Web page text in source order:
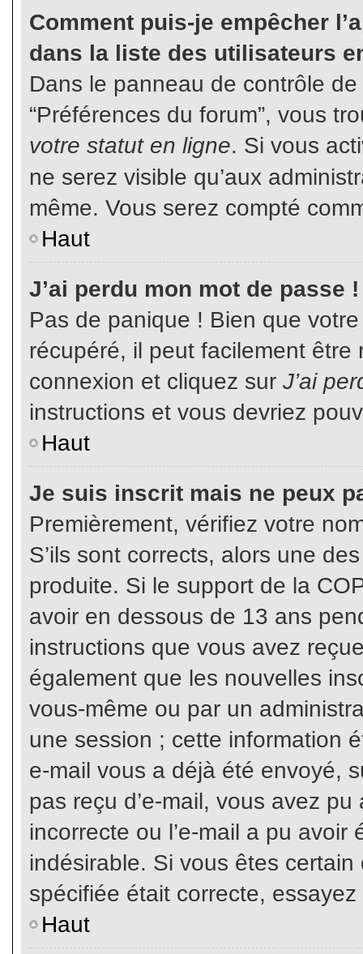
Comment puis-je empêcher
dans la liste des utilisateurs
Dans le panneau de contrôle
“Préférences du forum”, vous
votre statut en ligne. Si vous
ne serez visible qu’aux
même. Vous serez compté
Haut
J’ai perdu mon mot de passe !
Pas de panique ! Bien que
récupéré, il peut facilement
connexion et cliquez sur J’ai
instructions et vous devriez
Haut
Je suis inscrit mais ne peux
Premièrement, vérifiez votre
S’ils sont corrects, alors une
produite. Si le support de la
avoir en dessous de 13 ans
instructions que vous avez
également que les nouvelles
vous-même ou par un
une session ; cette information
e-mail vous a déjà été envoyé,
pas reçu d’e-mail, vous avez
incorrecte ou l’e-mail a pu
indésirable. Si vous êtes
spécifiée était correcte,
Haut